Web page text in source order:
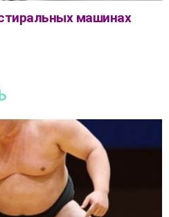
машинах